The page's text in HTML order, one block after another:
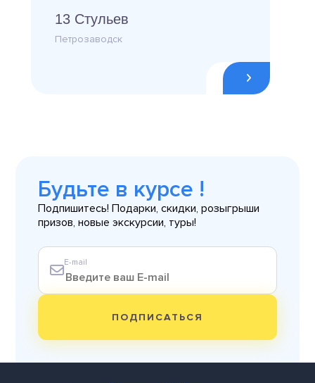
13 Стульев
Петрозаводск
Будьте в курсе !
Подпишитесь! Подарки, скидки, розыгрыши
призов, новые экскурсии, туры!
E-mail
ПОДПИСАТЬСЯ